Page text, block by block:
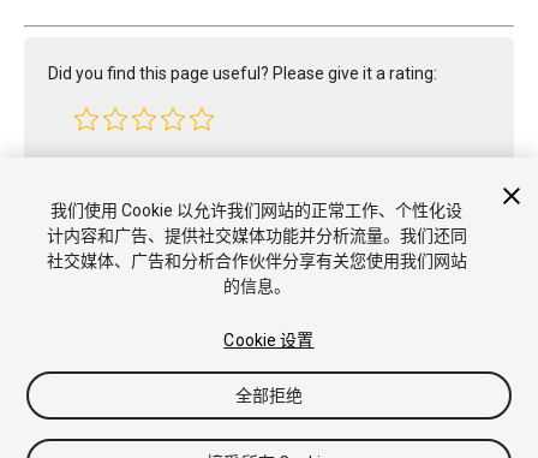
Did you find this page useful? Please give it a rating:
版权所有 © 2020 Unity Technologies. Publication 2020.1
我们使用 Cookie 以允许我们网站的正常工作、个性化设
计内容和广告、提供社交媒体功能并分析流量。我们还同
社交媒体、广告和分析合作伙伴分享有关您使用我们网站
的信息。
Cookie 设置
全部拒绝